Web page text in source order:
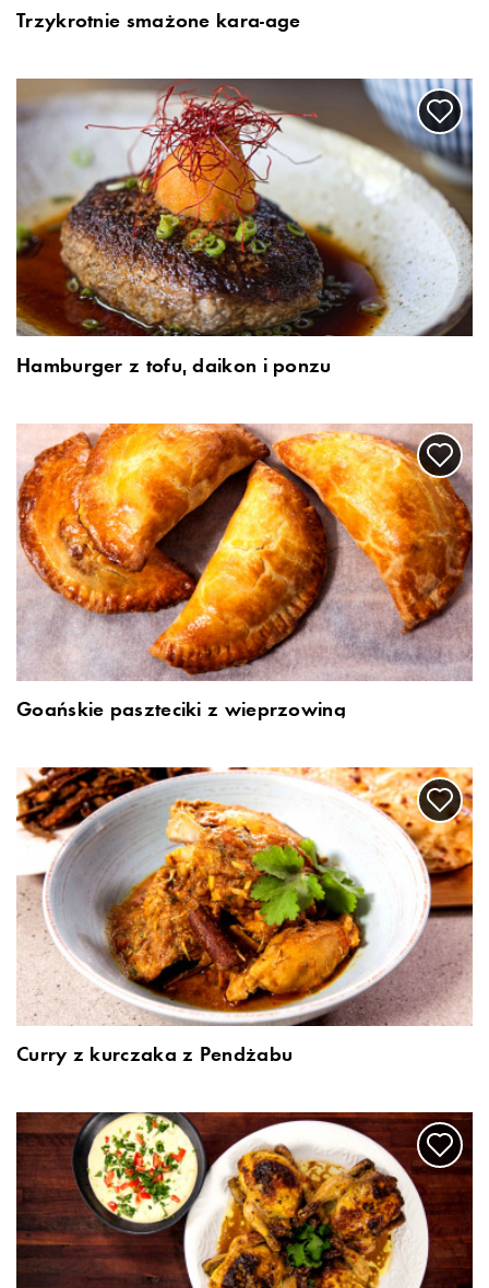
Trzykrotnie smażone kara-age
Hamburger z tofu, daikon i ponzu
Goańskie paszteciki z wieprzowiną
Curry z kurczaka z Pendżabu